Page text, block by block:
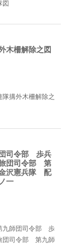
図
木柵解除之図
搆外木柵解除之
司令部 歩兵
団司令部 第
沢憲兵隊 配
一
九師団司令部 歩
団司令部 第九師